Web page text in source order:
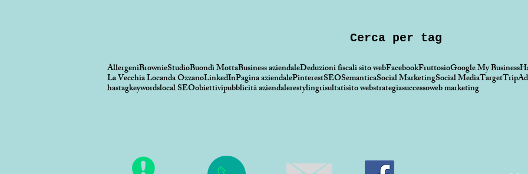
Cerca per tag
AllergeniBrownieStudioBuondì MottaBusiness aziendaleDeduzioni fiscali sito webFacebookFruttosioGoogle My Business
La Vecchia Locanda OzzanoLinkedInPagina aziendalePinterestSEOSemanticaSocial MarketingSocial MediaTarget
hastagkeywordslocal SEOobiettivipubblicità aziendalerestylingrisultatisito webstrategiasuccessoweb marketing